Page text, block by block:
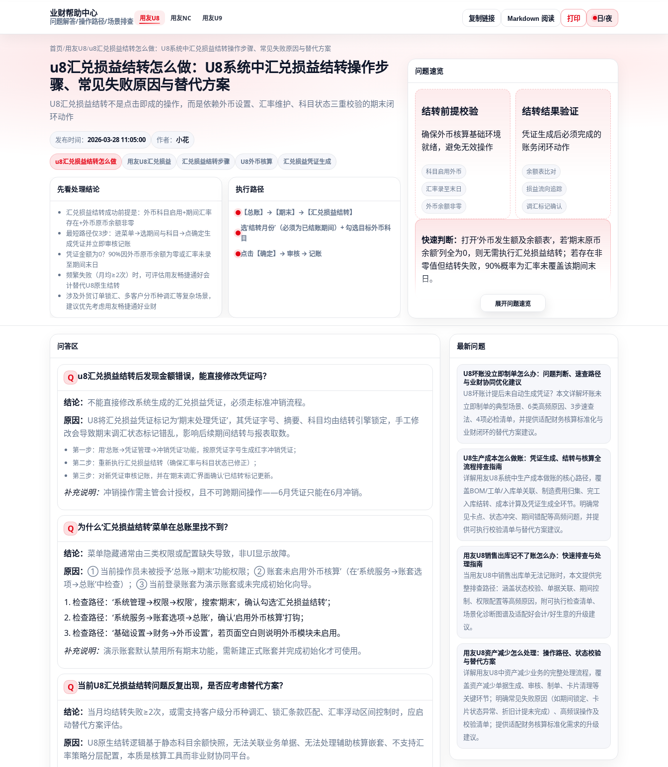
业财帮助中心
问题解答/操作路径/场景排查 用友U8 用友NC 用友U9 复制链接 Markdown 阅读 打印 日/夜
首页/用友U8/u8汇兑损益结转怎么做：U8系统中汇兑损益结转操作步骤、常见失败原因与替代方案
u8汇兑损益结转怎么做：U8系统中汇兑损益结转操作步
骤、常见失败原因与替代方案
U8汇兑损益结转不是点击即成的操作，而是依赖外币设置、汇率维护、科目状态三重校验的期末闭
环动作
发布时间： 2026-03-28 11:05:00 作者： 小花
u8汇兑损益结转怎么做 用友U8汇兑损益 汇兑损益结转步骤 U8外币核算 汇兑损益凭证生成
先看处理结论
汇兑损益结转成功前提是：外币科目启用+期间汇率
存在+外币原币余额非零
最短路径仅3步：进菜单→选期间与科目→点确定生
成凭证并立即审核记账
凭证金额为0？90%因外币原币余额为零或汇率未录
至期间末日
频繁失败（月均≥2次）时，可评估用友畅捷通好会
计替代U8原生结转
涉及外贸订单锁汇、多客户分币种调汇等复杂场景，
建议优先考虑用友畅捷通好业财
执行路径
【总账】→【期末】→【汇兑损益结转】
选‘结转月份’（必须为已结账期间）+ 勾选目标外币科
目
点击【确定】→ 审核 → 记账
问题速览
结转前提校验
确保外币核算基础环境
就绪，避免无效操作
科目启用外币
汇率录至末日
外币余额非零
结转结果验证
凭证生成后必须完成的
账务闭环动作
余额表比对
损益流向追踪
调汇标记确认
快速判断：打开‘外币发生额及余额表’，若‘期末原币
余额’列全为0，则无需执行汇兑损益结转；若存在非
零值但结转失败，90%概率为汇率未覆盖该期间末
日。
仅录入6月1日汇率，但
结转6月30日，系统取6
月1日汇率计算
户辅助，结转时跳过该
科目或归集至空辅助项
多科目批量卡顿样本
一次勾选87个外币科
目，系统内存溢出致界
凭证未审核回退路径
结转后未审核，可通
过‘总账→凭证管理→取
展开问题速览
问答区
Q u8汇兑损益结转后发现金额错误，能直接修改凭证吗？
结论： 不能直接修改系统生成的汇兑损益凭证，必须走标准冲销流程。
原因： U8将汇兑损益凭证标记为‘期末处理凭证’，其凭证字号、摘要、科目均由结转引擎锁定，手工修
改会导致期末调汇状态标记错乱，影响后续期间结转与报表取数。
第一步：用‘总账→凭证管理→冲销凭证’功能，按原凭证字号生成红字冲销凭证；
第二步：重新执行汇兑损益结转（确保汇率与科目状态已修正）；
第三步：对新凭证审核记账，并在‘期末调汇’界面确认‘已结转’标记更新。
补充说明： 冲销操作需主管会计授权，且不可跨期间操作——6月凭证只能在6月冲销。
Q 为什么‘汇兑损益结转’菜单在总账里找不到？
结论： 菜单隐藏通常由三类权限或配置缺失导致，非UI显示故障。
原因： ① 当前操作员未被授予‘总账→期末’功能权限；② 账套未启用‘外币核算’（在‘系统服务→账套选
项→总账’中检查）；③ 当前登录账套为演示账套或未完成初始化向导。
检查路径：‘系统管理→权限→权限’，搜索‘期末’，确认勾选‘汇兑损益结转’；
检查路径：‘系统服务→账套选项→总账’，确认‘启用外币核算’打钩；
检查路径：‘基础设置→财务→外币设置’，若页面空白则说明外币模块未启用。
补充说明： 演示账套默认禁用所有期末功能，需新建正式账套并完成初始化才可使用。
Q 当前U8汇兑损益结转问题反复出现，是否应考虑替代方案？
结论： 当月均结转失败≥2次，或需支持客户级分币种调汇、锁汇条款匹配、汇率浮动区间控制时，应启
动替代方案评估。
原因： U8原生结转逻辑基于静态科目余额快照，无法关联业务单据、无法处理辅助核算嵌套、不支持汇
率策略分层配置，本质是核算工具而非业财协同平台。
最新问题
U8坏账没立即制单怎么办：问题判断、速查路径
与业财协同优化建议
U8坏账计提后未自动生成凭证？本文详解坏账未
立即制单的典型场景、6类高频原因、3步速查
法、4项必检清单，并提供适配财务核算标准化与
业财闭环的替代方案建议。
U8生产成本怎么做账：凭证生成、结转与核算全
流程排查指南
详解用友U8系统中生产成本做账的核心路径，覆
盖BOM/工单/入库单关联、制造费用归集、完工
入库结转、成本计算及凭证生成全环节。明确常
见卡点、状态冲突、期间错配等高频问题，并提
供可执行校验清单与替代方案建议。
用友U8销售出库记不了账怎么办：快速排查与处
理指南
当用友U8中销售出库单无法记账时，本文提供完
整排查路径：涵盖状态校验、单据关联、期间控
制、权限配置等高频原因，附可执行检查清单、
场景化诊断图谱及适配好会计/好生意的升级建
议。
用友U8资产减少怎么处理：操作路径、状态校验
与替代方案
详解用友U8中资产减少业务的完整处理流程，覆
盖资产减少单据生成、审核、制单、卡片清理等
关键环节；明确常见失败原因（如期间锁定、卡
片状态异常、折旧计提未完成）、高频误操作及
校验清单；提供适配财务核算标准化需求的升级
建议。